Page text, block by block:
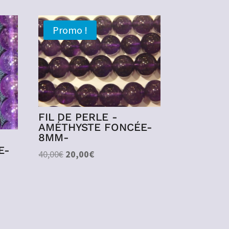
Promo !
FIL DE PERLE -
AMÉTHYSTE FONCÉE-
8MM-
40,00€ Le
20,00€Le